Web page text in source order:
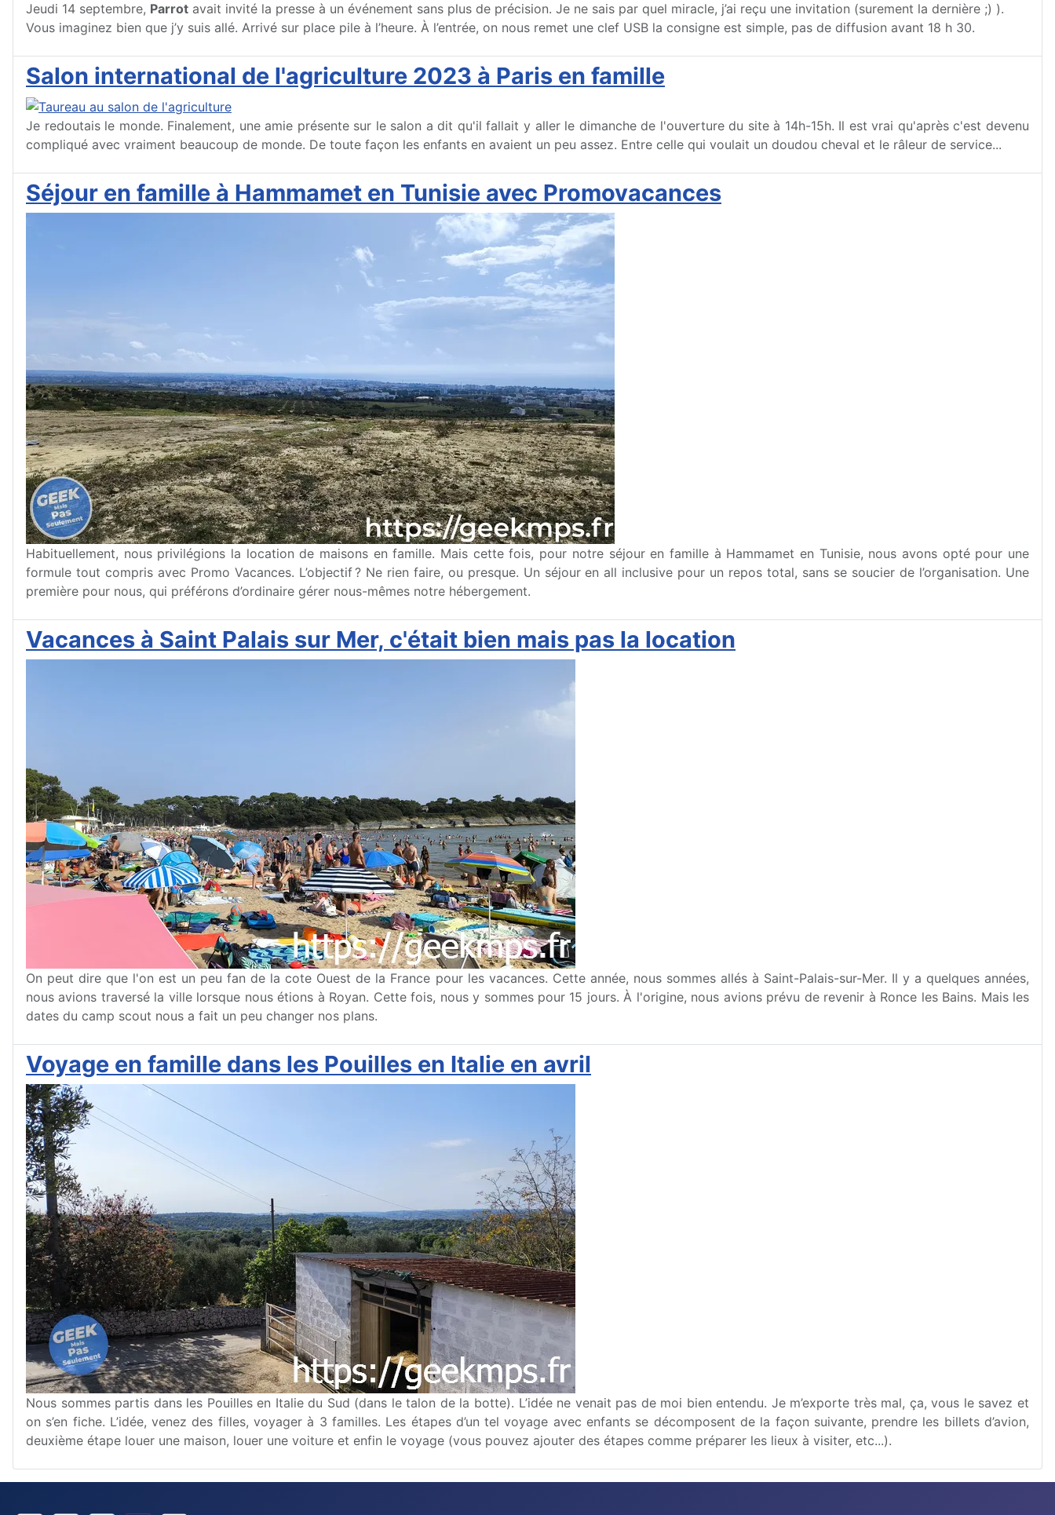
Jeudi 14 septembre, Parrot avait invité la presse à un événement sans plus de précision. Je ne sais par quel miracle, j’ai reçu une invitation (surement la dernière ;) ).
Vous imaginez bien que j’y suis allé. Arrivé sur place pile à l’heure. À l’entrée, on nous remet une clef USB la consigne est simple, pas de diffusion avant 18 h 30.
Salon international de l'agriculture 2023 à Paris en famille
Je redoutais le monde. Finalement, une amie présente sur le salon a dit qu'il fallait y aller le dimanche de l'ouverture du site à 14h-15h. Il est vrai qu'après c'est devenu
compliqué avec vraiment beaucoup de monde. De toute façon les enfants en avaient un peu assez. Entre celle qui voulait un doudou cheval et le râleur de service...
Séjour en famille à Hammamet en Tunisie avec Promovacances
Habituellement, nous privilégions la location de maisons en famille. Mais cette fois, pour notre séjour en famille à Hammamet en Tunisie, nous avons opté pour une
formule tout compris avec Promo Vacances. L’objectif ? Ne rien faire, ou presque. Un séjour en all inclusive pour un repos total, sans se soucier de l’organisation. Une
première pour nous, qui préférons d’ordinaire gérer nous-mêmes notre hébergement.
Vacances à Saint Palais sur Mer, c'était bien mais pas la location
On peut dire que l'on est un peu fan de la cote Ouest de la France pour les vacances. Cette année, nous sommes allés à Saint-Palais-sur-Mer. Il y a quelques années,
nous avions traversé la ville lorsque nous étions à Royan. Cette fois, nous y sommes pour 15 jours. À l'origine, nous avions prévu de revenir à Ronce les Bains. Mais les
dates du camp scout nous a fait un peu changer nos plans.
Voyage en famille dans les Pouilles en Italie en avril
Nous sommes partis dans les Pouilles en Italie du Sud (dans le talon de la botte). L’idée ne venait pas de moi bien entendu. Je m’exporte très mal, ça, vous le savez et
on s’en fiche. L’idée, venez des filles, voyager à 3 familles. Les étapes d’un tel voyage avec enfants se décomposent de la façon suivante, prendre les billets d’avion,
deuxième étape louer une maison, louer une voiture et enfin le voyage (vous pouvez ajouter des étapes comme préparer les lieux à visiter, etc...).